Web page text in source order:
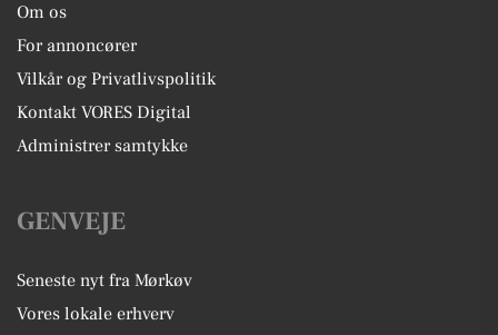
Om os
For annoncører
Vilkår og Privatlivspolitik
Kontakt VORES Digital
Administrer samtykke
GENVEJE
Seneste nyt fra Mørkøv
Vores lokale erhverv